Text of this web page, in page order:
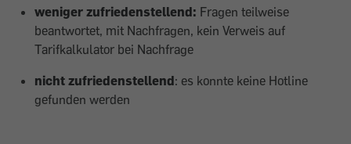
weniger zufriedenstellend: Fragen teilweise
beantwortet, mit Nachfragen, kein Verweis auf
Tarifkalkulator bei Nachfrage
nicht zufriedenstellend: es konnte keine Hotline
gefunden werden